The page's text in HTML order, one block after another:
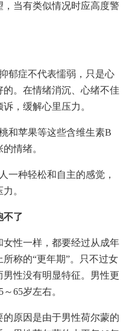
当有类似情况时应高度警
郁症不代表懦弱，只是心
。在情绪消沉、心绪不佳
，缓解心里压力。
和苹果等这些含维生素B
情绪。
一种轻松和自主的感觉，
。
不了
女性一样，都要经过从成年
称的“更年期”。只不过女
性没有明显特征。男性更
65岁左右。
的原因是由于男性荷尔蒙的